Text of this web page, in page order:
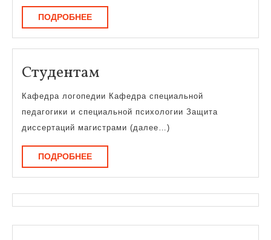
ПОДРОБНЕЕПОДРОБНЕЕ
СтудентамСтудентам
Кафедра логопедии Кафедра специальной
педагогики и специальной психологии Защита
диссертаций магистрами (далее…)
ПОДРОБНЕЕПОДРОБНЕЕ